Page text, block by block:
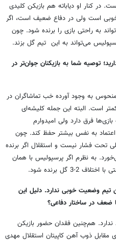
در کنار او دیاباته هم بازیکن کلیدی
است ولی در دفاع ضعیف است، اگر
به راحتی بازی را برنده شود. چون
می‌تواند به این تیم گل بزند.
توصیه شما به بازیکنان جوان‌تر در
به وجود آورده خب تماشاگران در
است. البته این جمله کلیشه‌ای
فرق دارد ولی امیدوارم
به نفس بیشتر حفظ کند. چون
تحت فشار نیست و استقلال اگر برنده
به نظرم اگر پرسپولیس با همان
گل برنده شود.
تیم وضعیت خوبی ندارد. دلیل این
ضعف در ساختار دفاعی؟
ندارد. هم‌چنین فقدان حضور بازیکن
ذوب آهن کاپیتان استقلال مهدی